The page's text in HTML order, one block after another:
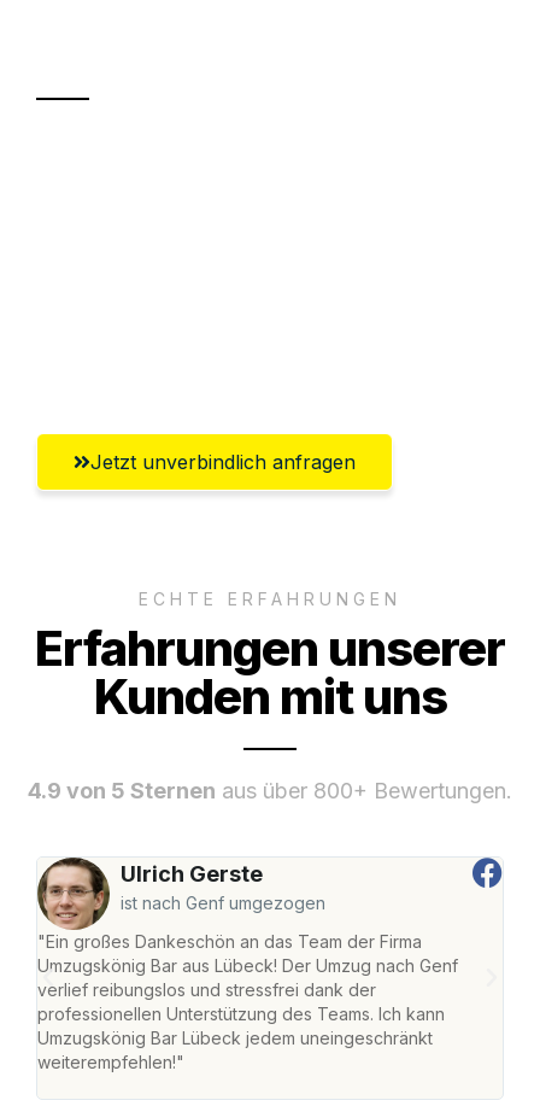
Jetzt unverbindlich anfragen
ECHTE ERFAHRUNGEN
Erfahrungen unserer
Kunden mit uns
4.9 von 5 Sternen aus über 800+ Bewertungen.
Ulrich Gerste
ist nach Genf umgezogen
"Ein großes Dankeschön an das Team der Firma
Umzugskönig Bar aus Lübeck! Der Umzug nach Genf
verlief reibungslos und stressfrei dank der
professionellen Unterstützung des Teams. Ich kann
Umzugskönig Bar Lübeck jedem uneingeschränkt
weiterempfehlen!"